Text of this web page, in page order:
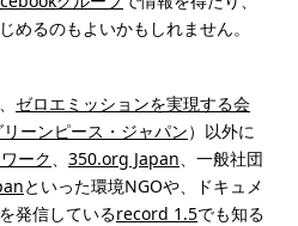
めるのもよいかもしれません。
ゼロエミッションを実現する会
ーンピース・ジャパン）以外に
ーク、 350.org Japan、一般社団
といった環境NGOや、ドキュメ
発信しているrecord 1.5でも知る